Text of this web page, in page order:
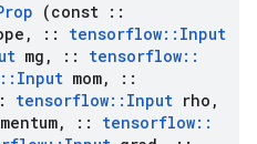
(const ::
, :: tensorflow:: Input
mg , :: tensorflow::
:: Input mom,
::
tensorflow:: Input rho ,
, :: tensorflow::